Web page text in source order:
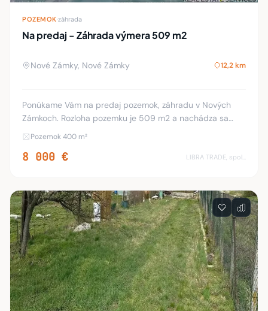
POZEMOK záhrada
Na predaj - Záhrada výmera 509 m2
Nové Zámky, Nové Zámky 12,2 km
Ponúkame Vám na predaj pozemok, záhradu v Nových
Zámkoch. Rozloha pozemku je 509 m2 a nachádza sa
smerom na Nesvady, neďaleko rieky Nitra. Kataster Nové
Pozemok 400 m²
8 000 € LIBRA TRADE, spol.s.r.o.